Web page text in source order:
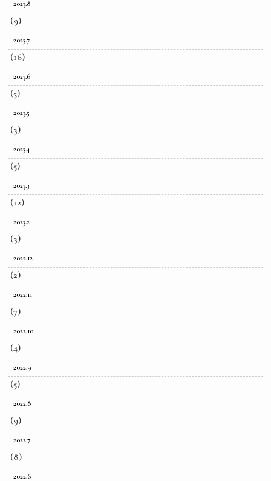
2023.8
(9)
2023.7
(16)
2023.6
(5)
2023.5
(3)
2023.4
(5)
2023.3
(12)
2023.2
(3)
2022.12
(2)
2022.11
(7)
2022.10
(4)
2022.9
(5)
2022.8
(9)
2022.7
(8)
2022.6